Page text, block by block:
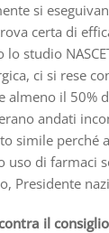
si
certa di
studio
ci si rese
almeno il 50%
andati
simile perché
uso di farmaci
Presidente
il